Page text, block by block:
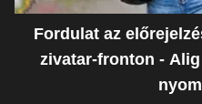
Fordulat az
zivatar-fronton -